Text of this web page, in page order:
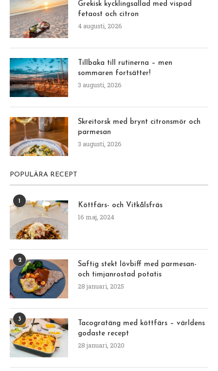
Grekisk kycklingsallad med vispad
fetaost och citron
4 augusti, 2026
Tillbaka till rutinerna – men
sommaren fortsätter!
3 augusti, 2026
Skreitorsk med brynt citronsmör och
parmesan
3 augusti, 2026
POPULÄRA RECEPT
1
Köttfärs- och Vitkålsfräs
16 maj, 2024
2
Saftig stekt lövbiff med parmesan-
och timjanrostad potatis
28 januari, 2025
3
Tacogratäng med köttfärs – världens
godaste recept
28 januari, 2020